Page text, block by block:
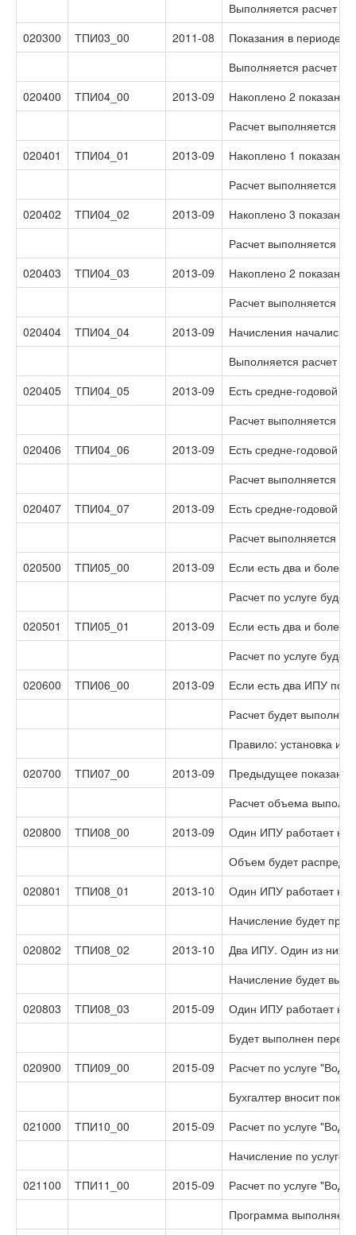
Выполняется расчет
020300
ТПИ03_00 2011-08
Показания в периоде
Выполняется расчет
020400
ТПИ04_00 2013-09
Накоплено 2
Расчет выполняется
020401
ТПИ04_01 2013-09
Накоплено 1
Расчет выполняется
020402
ТПИ04_02 2013-09
Накоплено 3
Расчет выполняется
020403
ТПИ04_03 2013-09
Накоплено 2
Расчет выполняется
020404
ТПИ04_04 2013-09
Начисления начались
Выполняется расчет
020405
ТПИ04_05 2013-09
Есть средне-годовой
Расчет выполняется
020406
ТПИ04_06 2013-09
Есть средне-годовой
Расчет выполняется
020407
ТПИ04_07 2013-09
Есть средне-годовой
Расчет выполняется
020500
ТПИ05_00 2013-09
Если есть два и более
Расчет по услуге
020501
ТПИ05_01 2013-09
Если есть два и более
Расчет по услуге
020600
ТПИ06_00 2013-09
Если есть два ИПУ по
Расчет будет
Правило: установка и
020700
ТПИ07_00 2013-09
Предыдущее
Расчет объема
020800
ТПИ08_00 2013-09
Один ИПУ работает на
Объем будет
020801
ТПИ08_01 2013-10
Один ИПУ работает на
Начисление будет
020802
ТПИ08_02 2013-10
Два ИПУ. Один из них
Начисление будет
020803
ТПИ08_03 2015-09
Один ИПУ работает на
Будет выполнен
020900
ТПИ09_00 2015-09
Расчет по услуге
Бухгалтер вносит
021000
ТПИ10_00 2015-09
Расчет по услуге
Начисление по услуге
021100
ТПИ11_00 2015-09
Расчет по услуге
Программа выполняет